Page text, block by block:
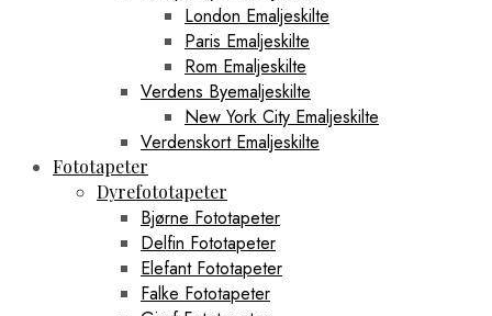
London Emaljeskilte
Paris Emaljeskilte
Rom Emaljeskilte
Verdens Byemaljeskilte
New York City Emaljeskilte
Verdenskort Emaljeskilte
Fototapeter
Dyrefototapeter
Bjørne Fototapeter
Delfin Fototapeter
Elefant Fototapeter
Falke Fototapeter